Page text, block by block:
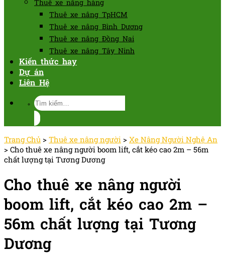
Thuê xe nâng hàng
Thuê xe nâng TpHCM
Thuê xe nâng Bình Dương
Thuê xe nâng Đồng Nai
Thuê xe nâng Tây Ninh
Kiến thức hay
Dự án
Liên Hệ
Tìm
kiếm:
Trang Chủ > Thuê xe nâng người > Xe Nâng Người Nghệ An
> Cho thuê xe nâng người boom lift, cắt kéo cao 2m – 56m
chất lượng tại Tương Dương
Cho thuê xe nâng người
boom lift, cắt kéo cao 2m –
56m chất lượng tại Tương
Dương